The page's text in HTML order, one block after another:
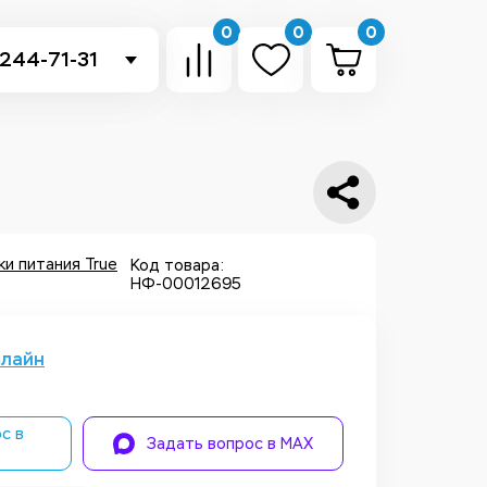
71-31
0 0 0
питания True
Код товара:
НФ-00012695
в
Задать вопрос в MAX